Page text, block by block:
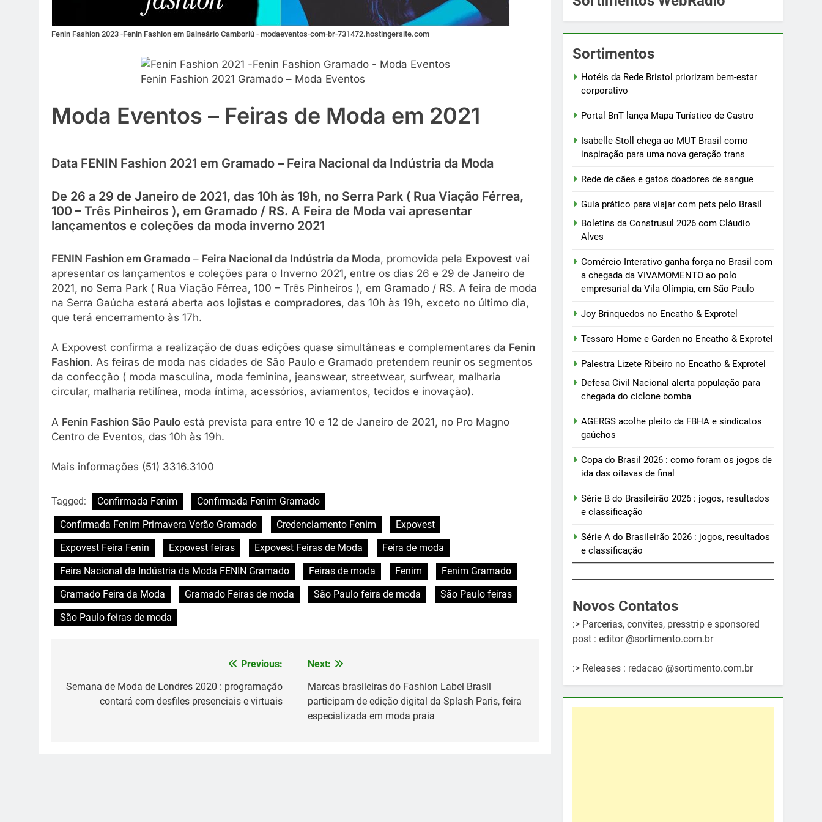
Fenin Fashion 2023 -Fenin Fashion em Balneário Camboriú - modaeventos-com-br-731472.hostingersite.com
Fenin Fashion 2021 Gramado – Moda Eventos
Moda Eventos – Feiras de Moda em 2021
Data FENIN Fashion 2021 em Gramado – Feira Nacional da Indústria da Moda
De 26 a 29 de Janeiro de 2021, das 10h às 19h, no Serra Park ( Rua Viação Férrea,
100 – Três Pinheiros ), em Gramado / RS. A Feira de Moda vai apresentar
lançamentos e coleções da moda inverno 2021
FENIN Fashion em Gramado – Feira Nacional da Indústria da Moda, promovida pela Expovest vai
apresentar os lançamentos e coleções para o Inverno 2021, entre os dias 26 e 29 de Janeiro de
2021, no Serra Park ( Rua Viação Férrea, 100 – Três Pinheiros ), em Gramado / RS. A feira de moda
na Serra Gaúcha estará aberta aos lojistas e compradores, das 10h às 19h, exceto no último dia,
que terá encerramento às 17h.
A Expovest confirma a realização de duas edições quase simultâneas e complementares da Fenin
Fashion. As feiras de moda nas cidades de São Paulo e Gramado pretendem reunir os segmentos
da confecção ( moda masculina, moda feminina, jeanswear, streetwear, surfwear, malharia
circular, malharia retilínea, moda íntima, acessórios, aviamentos, tecidos e inovação).
A Fenin Fashion São Paulo está prevista para entre 10 e 12 de Janeiro de 2021, no Pro Magno
Centro de Eventos, das 10h às 19h.
Mais informações (51) 3316.3100
Tagged: Confirmada Fenim
Confirmada Fenim Gramado
Confirmada Fenim Primavera Verão Gramado
Credenciamento Fenim
Expovest
Expovest Feira Fenin
Expovest feiras Expovest Feiras de Moda
Feira de moda
Feira Nacional da Indústria da Moda FENIN Gramado
Feiras de moda Fenim
Fenim Gramado
Gramado Feira da Moda
Gramado Feiras de moda São Paulo feira de moda
São Paulo feiras
São Paulo feiras de moda
de
Previous:
Semana de Moda de Londres 2020 : programação
contará com desfiles presenciais e virtuais
Next:
Marcas brasileiras do Fashion Label Brasil
participam de edição digital da Splash Paris, feira
especializada em moda praia
Sortimentos
Hotéis da Rede Bristol priorizam bem-estar
corporativo
Portal BnT lança Mapa Turístico de Castro
Isabelle Stoll chega ao MUT Brasil como
inspiração para uma nova geração trans
Rede de cães e gatos doadores de sangue
Guia prático para viajar com pets pelo Brasil
Boletins da Construsul 2026 com Cláudio
Alves
Comércio Interativo ganha força no Brasil com
a chegada da VIVAMOMENTO ao polo
empresarial da Vila Olímpia, em São Paulo
Joy Brinquedos no Encatho & Exprotel
Tessaro Home e Garden no Encatho & Exprotel
Palestra Lizete Ribeiro no Encatho & Exprotel
Defesa Civil Nacional alerta população para
chegada do ciclone bomba
AGERGS acolhe pleito da FBHA e sindicatos
gaúchos
Copa do Brasil 2026 : como foram os jogos de
ida das oitavas de final
Série B do Brasileirão 2026 : jogos, resultados
e classificação
Série A do Brasileirão 2026 : jogos, resultados
e classificação
Novos Contatos
:> Parcerias, convites, presstrip e sponsored
post : editor @sortimento.com.br
:> Releases : redacao @sortimento.com.br